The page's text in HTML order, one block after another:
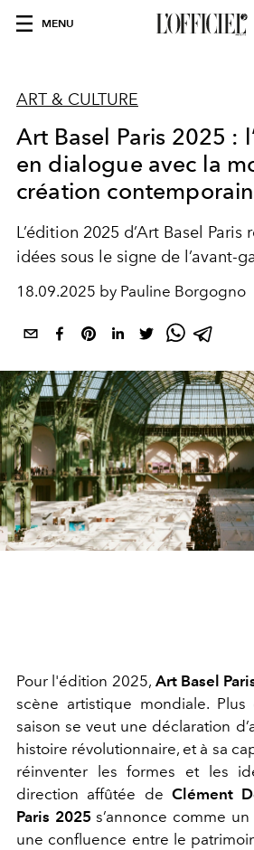
MENU
ART & CULTURE
Art Basel Paris 2025 :
en dialogue avec la
création
L’édition 2025 d’Art Basel
idées sous le signe de l’avant-
18.09.2025 by Pauline Borgogno
Pour l'édition 2025, Art Basel
scène artistique mondiale. Plus
saison se veut une déclaration
histoire révolutionnaire, et à sa
réinventer les formes et les
direction affûtée de Clément
Paris 2025 s’annonce comme
une confluence entre le